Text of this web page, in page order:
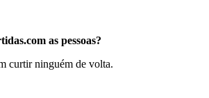
as pessoas?
curtir ninguém de volta.